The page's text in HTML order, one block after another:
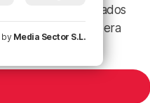
seguros privados
y listas de espera
by Media Sector S.L.